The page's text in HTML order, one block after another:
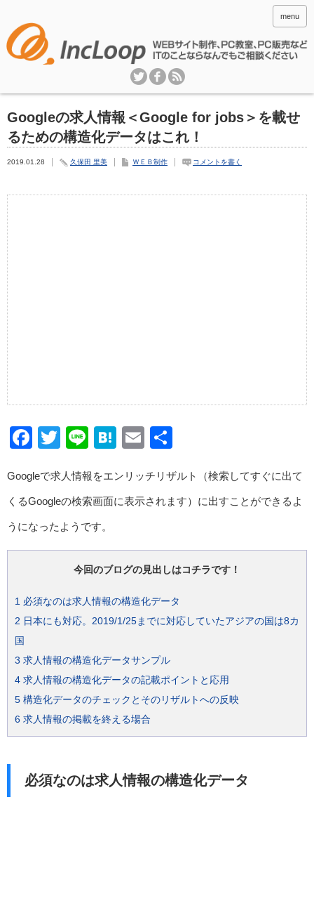
menu
Googleの求人情報＜Google for jobs＞を載せ
るための構造化データはこれ！
2019.01.28 久保田 里美 ＷＥＢ制作 コメントを書く
Facebook
Twitter
LineHatena
Email
Googleで求人情報をエンリッチリザルト（検索してすぐに出て
くるGoogleの検索画面に表示されます）に出すことができるよ
うになったようです。
今回のブログの見出しはコチラです！
1 必須なのは求人情報の構造化データ
2 日本にも対応。2019/1/25までに対応していたアジアの国は8カ
国
3 求人情報の構造化データサンプル
4 求人情報の構造化データの記載ポイントと応用
5 構造化データのチェックとそのリザルトへの反映
6 求人情報の掲載を終える場合
必須なのは求人情報の構造化データ